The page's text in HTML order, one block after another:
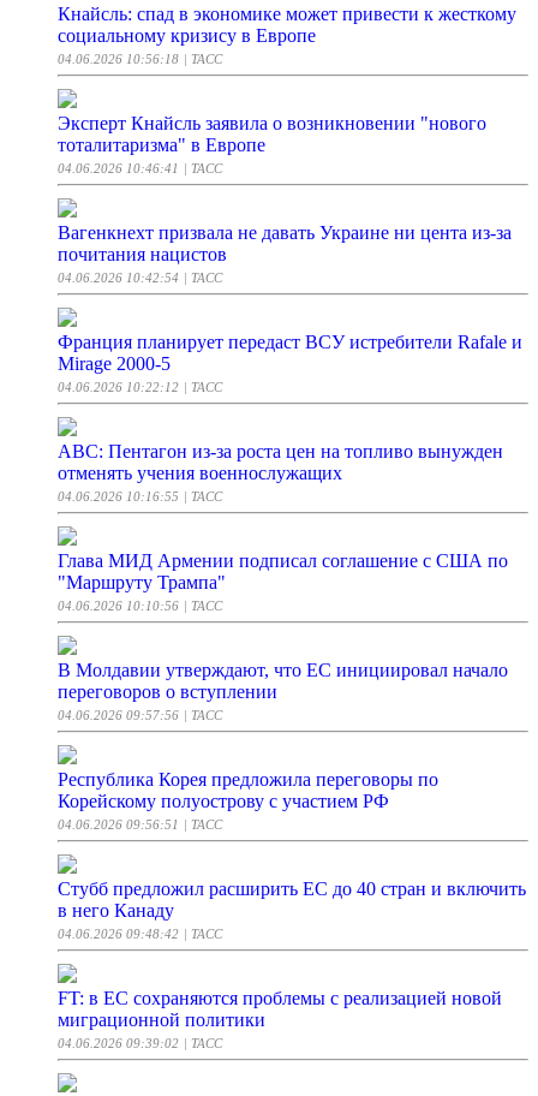
Кнайсль: спад в экономике может привести к жесткому
социальному кризису в Европе
04.06.2026 10:56:18 | ТАСС
Эксперт Кнайсль заявила о возникновении "нового
тоталитаризма" в Европе
04.06.2026 10:46:41 | ТАСС
Вагенкнехт призвала не давать Украине ни цента из-за
почитания нацистов
04.06.2026 10:42:54 | ТАСС
Франция планирует передаст ВСУ истребители Rafale и
Mirage 2000-5
04.06.2026 10:22:12 | ТАСС
АВС: Пентагон из-за роста цен на топливо вынужден
отменять учения военнослужащих
04.06.2026 10:16:55 | ТАСС
Глава МИД Армении подписал соглашение с США по
"Маршруту Трампа"
04.06.2026 10:10:56 | ТАСС
В Молдавии утверждают, что ЕС инициировал начало
переговоров о вступлении
04.06.2026 09:57:56 | ТАСС
Республика Корея предложила переговоры по
Корейскому полуострову с участием РФ
04.06.2026 09:56:51 | ТАСС
Стубб предложил расширить ЕС до 40 стран и включить
в него Канаду
04.06.2026 09:48:42 | ТАСС
FT: в ЕС сохраняются проблемы с реализацией новой
миграционной политики
04.06.2026 09:39:02 | ТАСС